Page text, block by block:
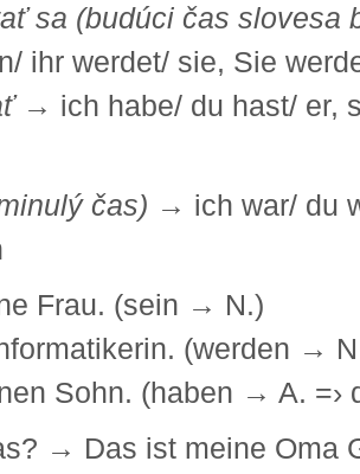
sa (budúci čas slovesa
ihr werdet/ sie, Sie
→ ich habe/ du hast/ er,
čas) → ich war/ du
Frau. (sein → N.)
(werden →
Sohn. (haben → A.
→ Das ist meine Oma